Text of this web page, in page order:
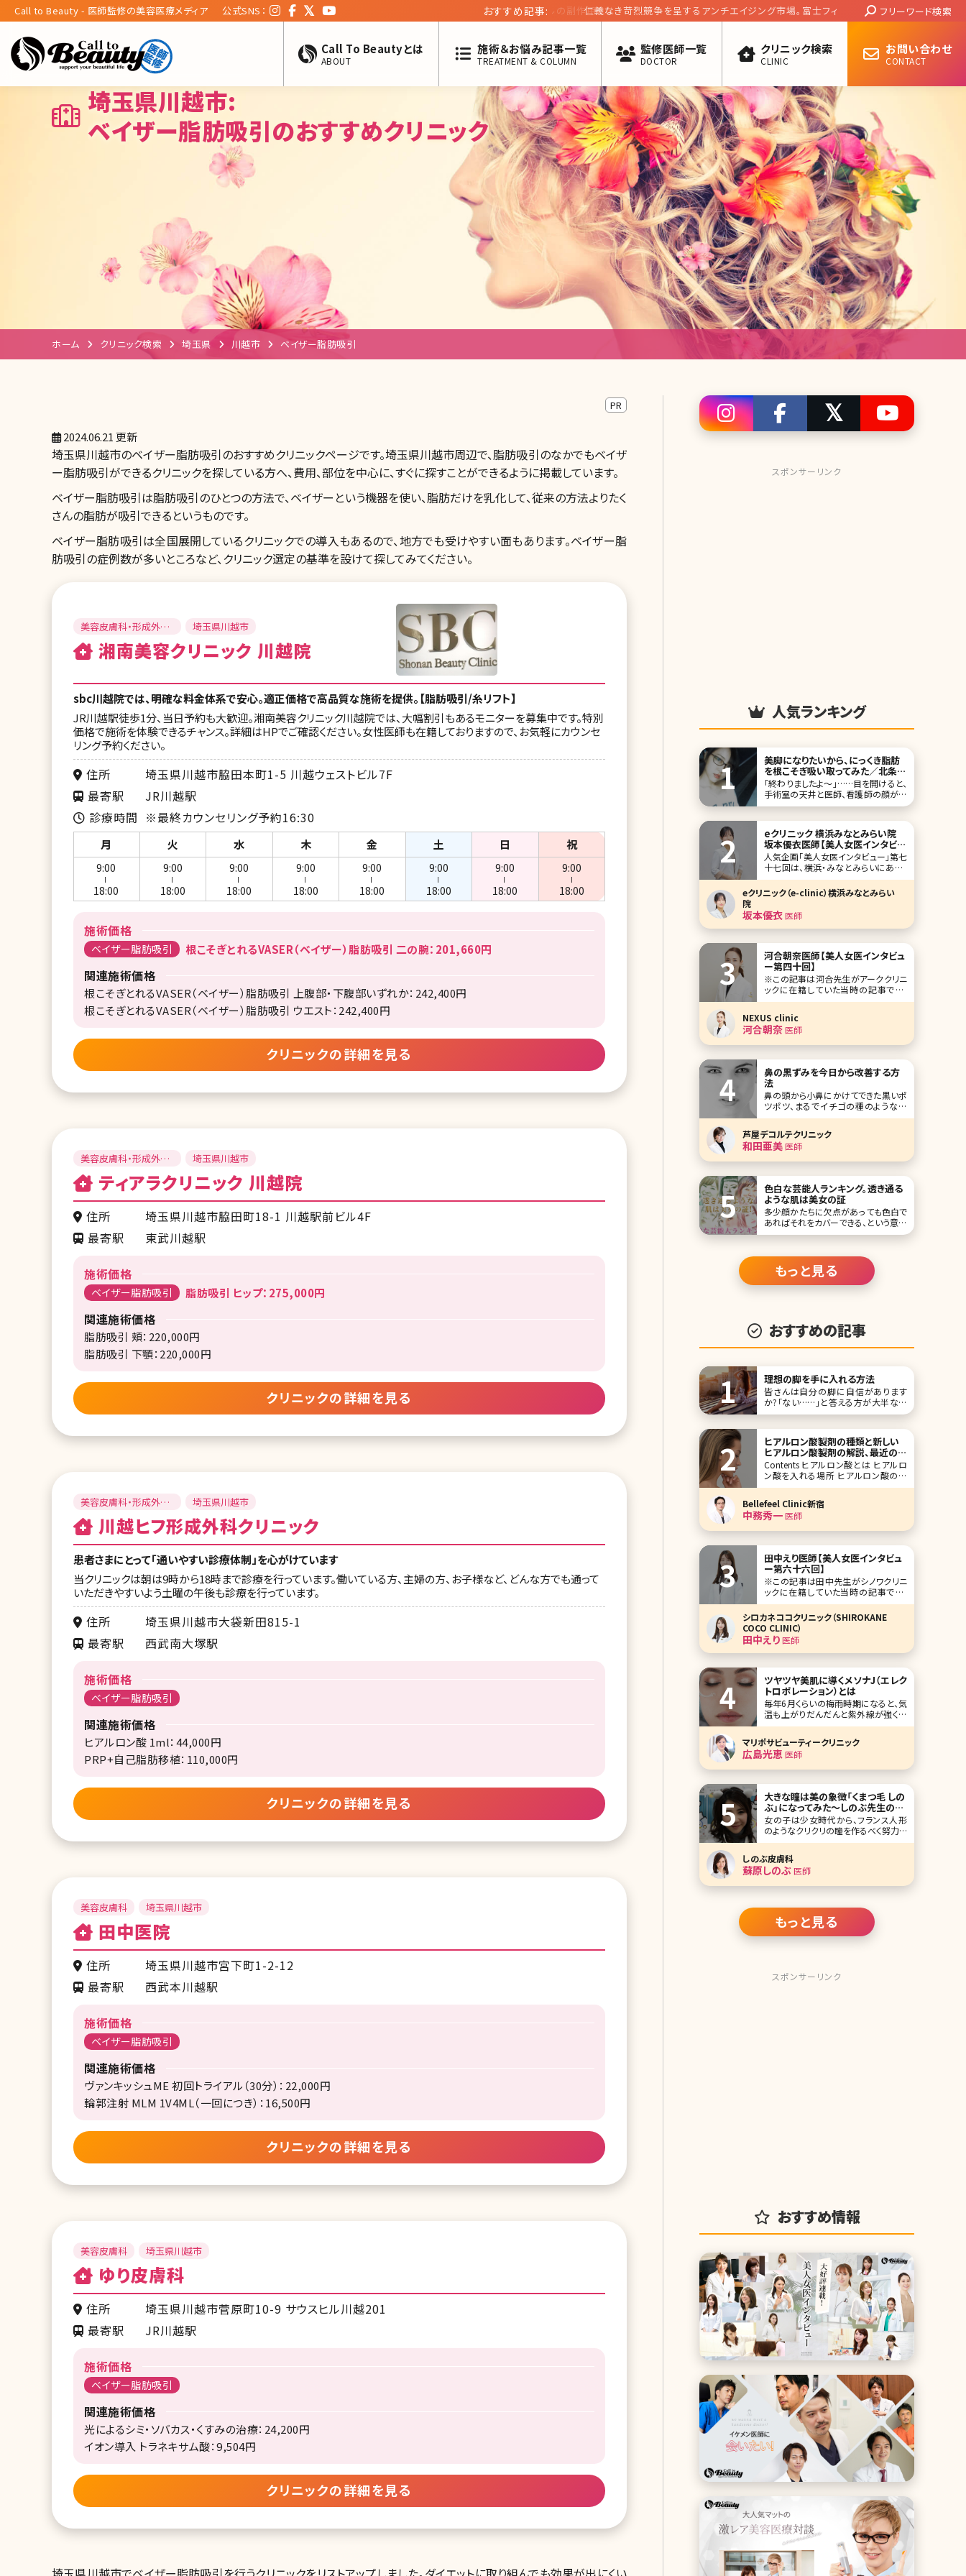
Call to Beauty - 医師監修の美容医療メディア 公式SNS： おすすめ記事:
仁義なき苛烈競争を呈するアンチエイジング市場。富士フィルムが
Search:
フリーワード検索
Call To Beautyとは
ABOUT
施術＆お悩み記事一覧
TREATMENT & COLUMN
監修医師一覧
DOCTOR
クリニック検索
CLINIC
お問い合わせ
CONTACT
埼玉県川越市:
ベイザー脂肪吸引のおすすめクリニック
ホーム クリニック検索 埼玉県 川越市 ベイザー脂肪吸引
PR
2024.06.21 更新
埼玉県川越市のベイザー脂肪吸引のおすすめクリニックページです。埼玉県川越市周辺で、脂肪吸引のなかでもベイザ
ー脂肪吸引ができるクリニックを探している方へ、費用、部位を中心に、すぐに探すことができるように掲載しています。
ベイザー脂肪吸引は脂肪吸引のひとつの方法で、ベイザーという機器を使い、脂肪だけを乳化して、従来の方法よりたく
さんの脂肪が吸引できるというものです。
ベイザー脂肪吸引は全国展開しているクリニックでの導入もあるので、地方でも受けやすい面もあります。ベイザー脂
肪吸引の症例数が多いところなど、クリニック選定の基準を設けて探してみてください。
美容皮膚科・形成外
科・美容外科
埼玉県川越市
湘南美容クリニック 川越院
sbc川越院では、明確な料金体系で安心。適正価格で高品質な施術を提供。【脂肪吸引/糸リフト】
JR川越駅徒歩1分、当日予約も大歓迎。湘南美容クリニック川越院では、大幅割引もあるモニターを募集中です。特別
価格で施術を体験できるチャンス。詳細はHPでご確認ください。女性医師も在籍しておりますので、お気軽にカウンセ
リング予約ください。
住所
埼玉県川越市脇田本町1-5 川越ウェストビル7F
最寄駅
JR川越駅
診療時間 ※最終カウンセリング予約16:30
月 火 水 木 金 土 日 祝
9:00
18:00
9:00
18:00
9:00
18:00
9:00
18:00
9:00
18:00
9:00
18:00
9:00
18:00
9:00
18:00
施術価格
ベイザー脂肪吸引 根こそぎとれるVASER（ベイザー）脂肪吸引 二の腕：201,660円
関連施術価格
根こそぎとれるVASER（ベイザー）脂肪吸引 上腹部・下腹部いずれか：242,400円
根こそぎとれるVASER（ベイザー）脂肪吸引 ウエスト：242,400円
クリニックの詳細を見る
美容皮膚科・形成外
科・美容外科
埼玉県川越市
ティアラクリニック 川越院
住所
埼玉県川越市脇田町18-1 川越駅前ビル4F
最寄駅
東武川越駅
施術価格
ベイザー脂肪吸引 脂肪吸引 ヒップ：275,000円
関連施術価格
脂肪吸引 頬：220,000円
脂肪吸引 下顎：220,000円
クリニックの詳細を見る
美容皮膚科・形成外
科・美容外科
埼玉県川越市
川越ヒフ形成外科クリニック
患者さまにとって「通いやすい診療体制」を心がけています
当クリニックは朝は9時から18時まで診療を行っています。働いている方、主婦の方、お子様など、どんな方でも通って
いただきやすいよう土曜の午後も診療を行っています。
住所
埼玉県川越市大袋新田815-1
最寄駅
西武南大塚駅
施術価格
ベイザー脂肪吸引
関連施術価格
ヒアルロン酸 1ml：44,000円
PRP+自己脂肪移植：110,000円
クリニックの詳細を見る
美容皮膚科 埼玉県川越市
田中医院
住所
埼玉県川越市宮下町1-2-12
最寄駅
西武本川越駅
施術価格
ベイザー脂肪吸引
関連施術価格
ヴァンキッシュME 初回トライアル（30分）：22,000円
輪郭注射 MLM 1V4ML（一回につき）：16,500円
クリニックの詳細を見る
美容皮膚科 埼玉県川越市
ゆり皮膚科
住所
埼玉県川越市菅原町10-9 サウスヒル川越201
最寄駅
JR川越駅
施術価格
ベイザー脂肪吸引
関連施術価格
光によるシミ・ソバカス・くすみの治療：24,200円
イオン導入 トラネキサム酸：9,504円
クリニックの詳細を見る
スポンサーリンク
人気ランキング
美脚になりたいから、にっくき脂肪
を根こそぎ吸い取ってみた／北条か
やの脂肪吸引（太もも、ふくらはぎ）
体験記
「終わりましたよ～」……目を開けると、
手術室の天井と医師、看護師の顔が見
えた。「ありがとうございます。すっかり
「今2時半だから、4時間ですね」「え、そ
んなに!?」麻酔の注射をしてからの記
憶が一切ない。手術を始めたのが午前
10時だから、4時間以上も眠っていたの
だ。そ
eクリニック 横浜みなとみらい院
坂本優衣医師【美人女医インタビュ
ー第七十七回】
人気企画「美人女医インタビュー」第七
十七回は、横浜・みなとみらいにあるe
クリニック（e-clinic）横浜みなとみらい
院で院長を務める坂本優衣（さかもと
ゆい）先生です。 eクリニックは、円戸望
統括院長が全国に展開する美容外科・
美容皮膚科クリニック。 横浜みなとみ
らい院では全身麻酔設備を備え
eクリニック（e-clinic）横浜みなとみらい
院
坂本優衣医師
河合朝奈医師【美人女医インタビュ
ー第四十回】
※この記事は河合先生がアーククリニ
ックに在籍していた当時の記事です。
人気企画「美人女医インタビュー」第四
中に位置するアーククリニックの河合
朝奈（かわい あさな）先生です。 レーザ
ー治療に関して、造詣が深く、日々研究
NEXUS clinic
河合朝奈医師
鼻の黒ずみを今日から改善する方
法
鼻の頭から小鼻にかけてできた黒いポ
ツポツ、まるでイチゴの種のようなの
で、この状態をイチゴ鼻と呼ぶことがあ
ります。鼻の黒ずみの原因は皮脂の詰
まりであると思われがちですが、実は
鼻の毛穴を詰まらせている成分の約
70％はタンパク質でできています。 つま
芦屋デコルテクリニック
和田亜美医師
色白な芸能人ランキング。透き通る
ような肌は美女の証
多少顔かたちに欠点があっても色白で
あればそれをカバーできる、という意味
を持つ「色の白いは七難隠す」というこ
などでだいぶ雰囲気が変わりますが、
色白という点においては小細工出でき
る限度はしれていて、基本的なケアやも
ともと持っている肌質が大切です。 今
もっと見る
おすすめの記事
理想の脚を手に入れる方法
皆さんは自分の脚に自信があります
か?「ない……」と答える方が大半なの
ではないでしょうか。少し前までとにか
が、最近ではメリハリのある脚こそが理
想の脚と考える女性が増えているよう
です。ここでは理想の脚をもつ芸能人を
紹介しながら、理想の脚に近づける方
法について詳しく紹介し
ヒアルロン酸製剤の種類と新しい
ヒアルロン酸製剤の解説、最近の施
術傾向とは
Contents ヒアルロン酸とは ヒアルロ
ン酸を入れる場所 ヒアルロン酸の種
類 最近のヒアルロン酸注入の傾向 ま
用いた治療は美容皮膚科でも美容外
科でも毎日たくさんの方が受けられて
いる施術です。数年前まではボトックス
Bellefeel Clinic新宿
中務秀一医師
田中えり医師【美人女医インタビュ
ー第六十六回】
※この記事は田中先生がシノワクリニ
ックに在籍していた当時の記事です。
人気企画「美人女医インタビュー」第六
十六回は、東京・神宮前のシノワクリニ
ック（CHINOWA CLINIC）の田中えり（た
なか えり）先生です。 シノワクリニック
は、渋谷と原宿（明治神宮前）の中間エ
リアに位置する美容外科・
シロカネココクリニック（SHIROKANE
COCO CLINIC）
田中えり医師
ツヤツヤ美肌に導くメソナJ（エレク
トロポレーション）とは
毎年6月くらいの梅雨時期になると、気
温も上がりだんだんと紫外線が強くな
ってきます。湿気はあるのになぜか乾
燥するなと思われる方も多いのではな
いでしょうか。気温と湿度が高いことに
よって汗や皮脂が出ており、汗が蒸発
することによって肌が乾燥してしまい、
うケースもあります。
マリポサビューティークリニック
広島光恵 医師
大きな瞳は美の象徴「くまつ毛 しの
ぶ」になってみた〜しのぶ先生の部
屋vol.1〜
女の子は少女時代から、フランス人形
のようなクリクリの瞳を作るべく努力す
る。「ハイ、チーズ」の合図がきてから「パ
チリ」とシャッターの音が切れるまで、
眉毛を釣り上げ、目を見開く。 これが老
化のはじまりなのだ。 ひたいにシワを
作り続けている。オリ刻ませたシワは目
しのぶ皮膚科
蘇原しのぶ医師
もっと見る
スポンサーリンク
おすすめ情報